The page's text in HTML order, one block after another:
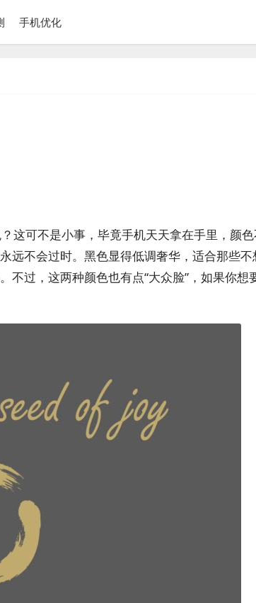
手机优化
这可不是小事，毕竟手机天天拿在手里，颜
远不会过时。黑色显得低调奢华，适合那些不
过，这两种颜色也有点“大众脸”，如果你想